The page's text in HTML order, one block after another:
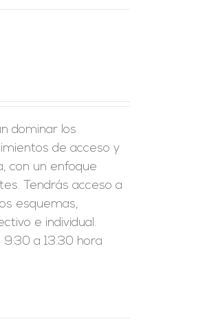
dominar los
de acceso y
con un enfoque
Tendrás acceso a
esquemas,
e individual.
a 13:30 hora